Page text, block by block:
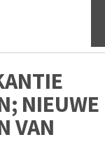
NIEUWE
VAN